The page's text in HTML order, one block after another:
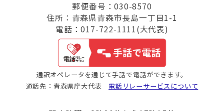
郵便番号：030-8570
住所：青森県青森市長島一丁目1-1
電話：017-722-1111(大代表)
通訳オペレータを通じて手話で電話ができます。
通話先：青森県庁大代表 電話リレーサービスについて